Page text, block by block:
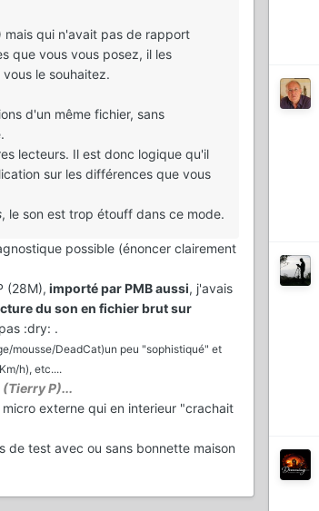
mais qui n'avait pas de rapport
que vous vous posez, il les
le souhaitez.
d'un même fichier, sans
lecteurs. Il est donc logique qu'il
sur les différences que vous
, le son est trop étouff dans ce mode.
possible (énoncer clairement
(28M), importé par PMB aussi, j'avais
du son en fichier brut sur
:dry: .
mousse/DeadCat)un peu "sophistiqué" et
h), etc....
P)...
externe qui en interieur "crachait
de test avec ou sans bonnette maison